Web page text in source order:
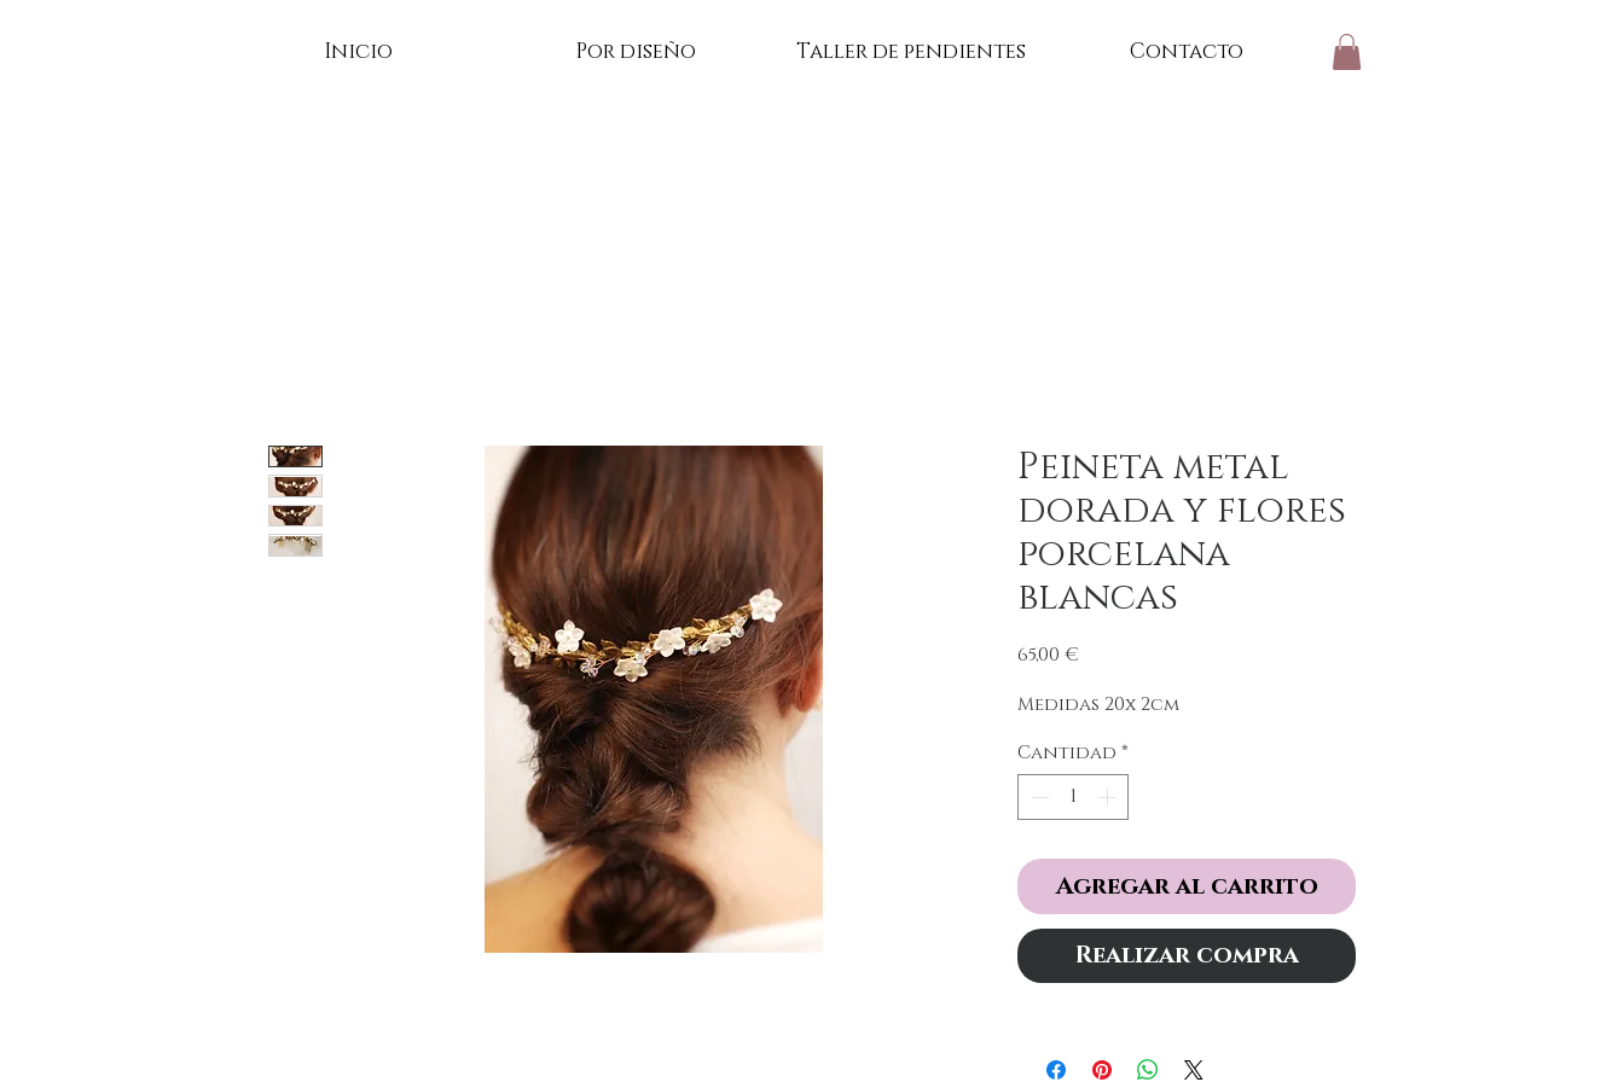
Inicio Por diseño Taller de pendientes Contacto
Peineta metal
dorada y flores
porcelana
blancas
65,00 €
Medidas 20x 2cm
Cantidad *
Agregar al carrito
Realizar compra